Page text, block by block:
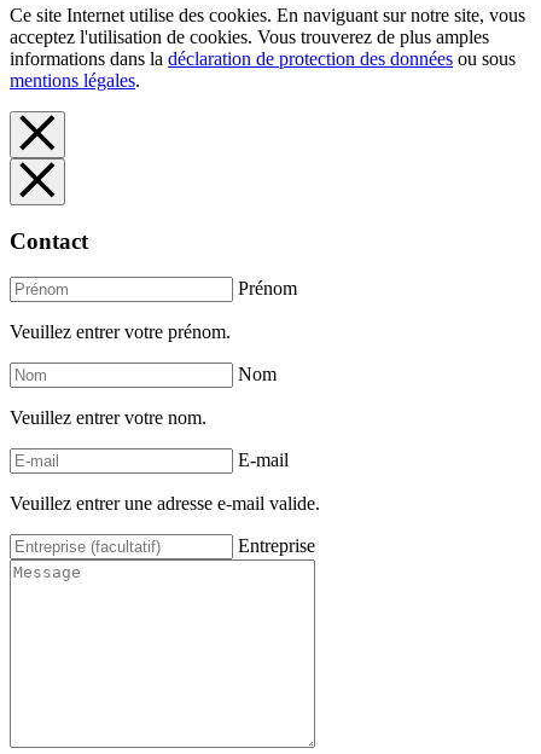
Ce site Internet utilise des cookies. En naviguant sur notre site, vous
acceptez l'utilisation de cookies. Vous trouverez de plus amples
informations dans la déclaration de protection des données ou sous
mentions légales.
Contact
Prénom
Veuillez entrer votre prénom.
Nom
Veuillez entrer votre nom.
E-mail
Veuillez entrer une adresse e-mail valide.
Entreprise